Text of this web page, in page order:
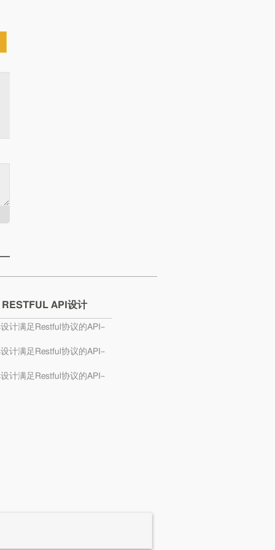
RESTFUL API设计
计满足Restful协议的API–
计满足Restful协议的API–
计满足Restful协议的API–